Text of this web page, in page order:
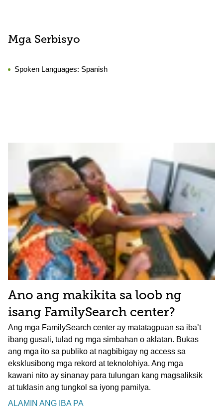
Mga Serbisyo
Spoken Languages: Spanish
Ano ang makikita sa loob ng
isang FamilySearch center?
Ang mga FamilySearch center ay matatagpuan sa iba’t
ibang gusali, tulad ng mga simbahan o aklatan. Bukas
ang mga ito sa publiko at nagbibigay ng access sa
eksklusibong mga rekord at teknolohiya. Ang mga
kawani nito ay sinanay para tulungan kang magsaliksik
at tuklasin ang tungkol sa iyong pamilya.
ALAMIN ANG IBA PA